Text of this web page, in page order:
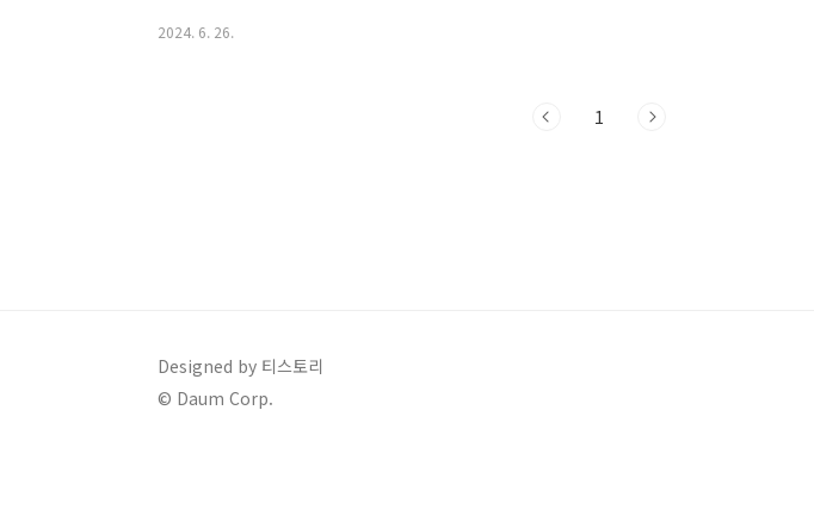
5가지 꼭 참고하셔서 바로 적용해 보세요. 1. 에어컨 틀 때 처음 파워모드를 눌러 단시간 희망온
2024. 6. 26.
1
Designed by 티스토리
© Daum Corp.